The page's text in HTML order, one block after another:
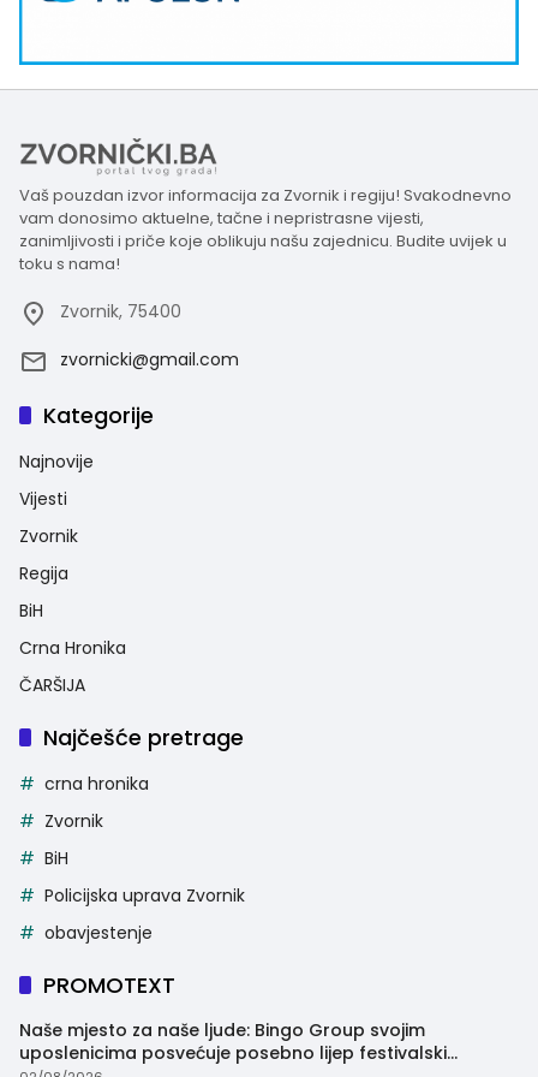
Vaš pouzdan izvor informacija za Zvornik i regiju! Svakodnevno
vam donosimo aktuelne, tačne i nepristrasne vijesti,
zanimljivosti i priče koje oblikuju našu zajednicu. Budite uvijek u
toku s nama!
Zvornik, 75400
zvornicki@gmail.com
Kategorije
Najnovije
Vijesti
Zvornik
Regija
BiH
Crna Hronika
ČARŠIJA
Najčešće pretrage
crna hronika
Zvornik
BiH
Policijska uprava Zvornik
obavjestenje
PROMOTEXT
Naše mjesto za naše ljude: Bingo Group svojim
uposlenicima posvećuje posebno lijep festivalski